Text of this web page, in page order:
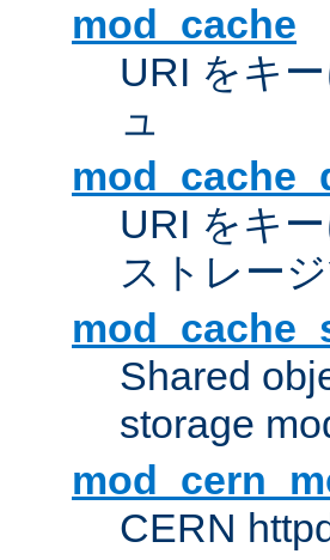
mod_cache
URI をキ
ュ
URI をキ
ストレー
Shared
storage
CERN